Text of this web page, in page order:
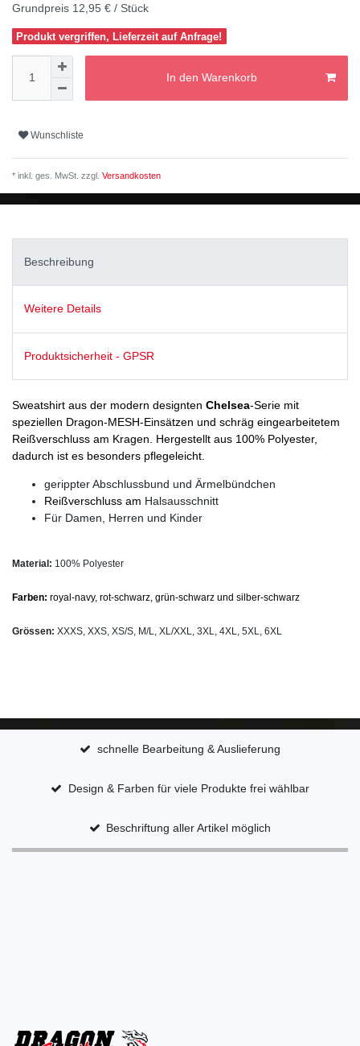
Grundpreis 12,95 € / Stück
Produkt vergriffen, Lieferzeit auf Anfrage!
In den Warenkorb
Wunschliste
* inkl. ges. MwSt. zzgl. Versandkosten
Beschreibung
Weitere Details
Produktsicherheit - GPSR
Sweatshirt aus der modern designten Chelsea-Serie mit
speziellen Dragon-MESH-Einsätzen und schräg eingearbeitetem
Reißverschluss am Kragen. Hergestellt aus 100% Polyester,
dadurch ist es besonders pflegeleicht.
gerippter Abschlussbund und Ärmelbündchen
Reißverschluss am Halsausschnitt
Für Damen, Herren und Kinder
Material: 100% Polyester
Farben: royal-navy, rot-schwarz, grün-schwarz und silber-schwarz
Grössen: XXXS, XXS, XS/S, M/L, XL/XXL, 3XL, 4XL, 5XL, 6XL
schnelle Bearbeitung & Auslieferung
Design & Farben für viele Produkte frei wählbar
Beschriftung aller Artikel möglich